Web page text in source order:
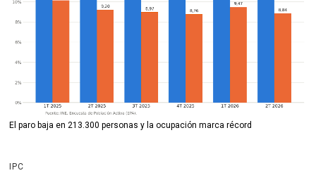
El paro baja en 213.300 personas y la ocupación marca récord
IPC